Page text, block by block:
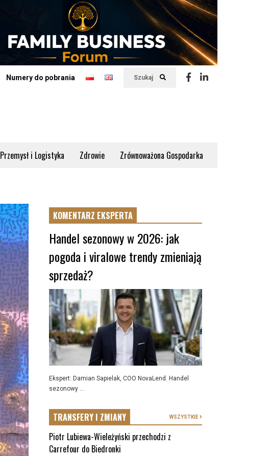
Szukaj
Numery do pobrania
Przemysł i Logistyka Zdrowie Zrównoważona Gospodarka
KOMENTARZ EKSPERTA
Handel sezonowy w 2026: jak
pogoda i viralowe trendy zmieniają
sprzedaż?
Ekspert: Damian Sapielak, COO NovaLend. Handel
sezonowy ...
TRANSFERY I ZMIANY WSZYSTKIE
Piotr Lubiewa-Wieleżyński przechodzi z
Carrefour do Biedronki